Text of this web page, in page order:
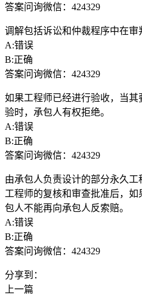
答案问询微信：424329
调解包括诉讼和仲裁程序中在审
A:错误
B:正确
答案问询微信：424329
如果工程师已经进行验收，当
验时，承包人有权拒绝。
A:错误
B:正确
答案问询微信：424329
由承包人负责设计的部分永久
工程师的复核和审查批准后，
包人不能再向承包人反索赔。
A:错误
B:正确
答案问询微信：424329
分享到：
上一篇